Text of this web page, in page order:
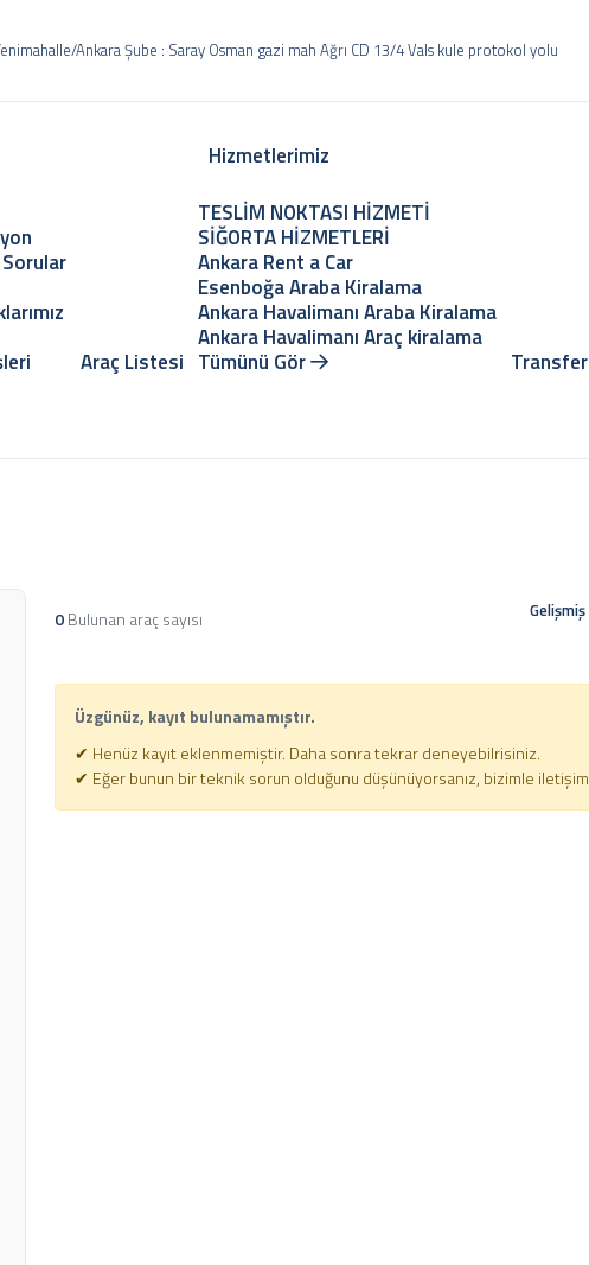
Ankara Şube : Saray Osman gazi mah Ağrı CD 13/4 Vals kule protokol yolu
Araç Listesi
Hizmetlerimiz
TESLİM NOKTASI HİZMETİ
SİĞORTA HİZMETLERİ
Ankara Rent a Car
Esenboğa Araba Kiralama
Ankara Havalimanı Araba Kiralama
Ankara Havalimanı Araç kiralama
Tümünü Gör
Transfer
0Bulunan araç sayısı
Üzgünüz, kayıt bulunamamıştır.
✔ Henüz kayıt eklenmemiştir. Daha sonra tekrar deneyebilrisiniz.
✔ Eğer bunun bir teknik sorun olduğunu düşünüyorsanız, bizimle